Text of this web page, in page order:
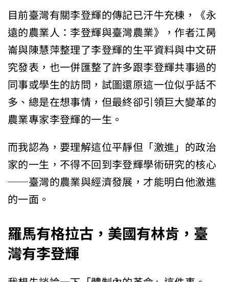
目前臺灣有關李登輝的傳記已汗牛充棟，《永
遠的農業人：李登輝與臺灣農業》，作者江昺
崙與陳慧萍整理了李登輝的生平資料與中文研
究發表，也一併匯整了許多跟李登輝共事過的
同事或學生的訪問，試圖還原這一位似乎話不
多、總是在想事情，但最終卻引領巨大變革的
農業專家李登輝的一生。
而我認為，要理解這位平靜但「激進」的政治
家的一生，不得不回到李登輝學術研究的核心
──臺灣的農業與經濟發展，才能明白他激進
的一面。
羅馬有格拉古，美國有林肯，臺
灣有李登輝